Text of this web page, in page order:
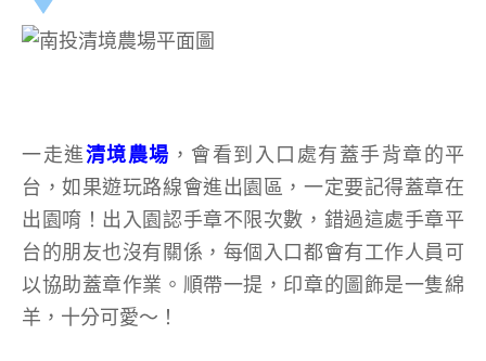
一走進清境農場 ，會看到入口處有蓋手背章的平
台，如果遊玩路線會進出園區，一定要記得蓋章在
出園唷！出入園認手章不限次數，錯過這處手章平
台的朋友也沒有關係，每個入口都會有工作人員可
以協助蓋章作業。順帶一提，印章的圖飾是一隻綿
羊，十分可愛～！